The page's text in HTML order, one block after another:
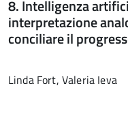
8. Intelligenza
interpretazione
conciliare il
Linda Fort, Valeria Ieva